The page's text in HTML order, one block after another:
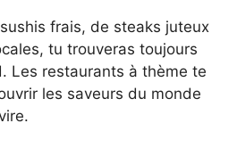
frais, de steaks juteux
tu trouveras toujours
Les restaurants à thème te
les saveurs du monde